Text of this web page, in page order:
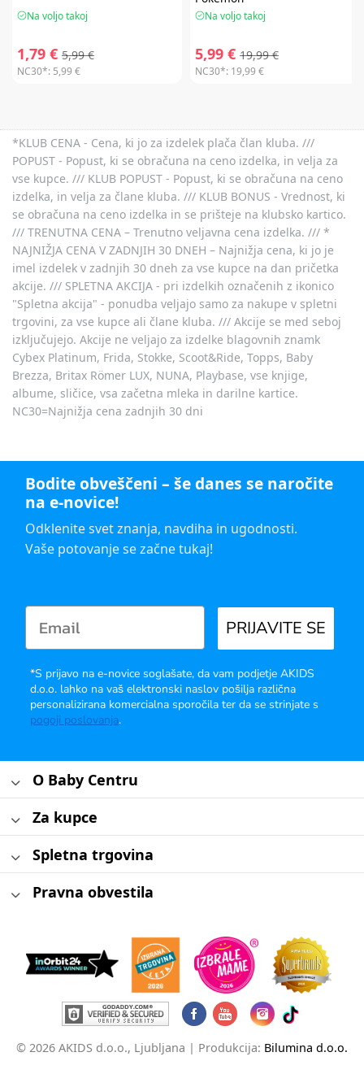
Na voljo takoj
1,79 € 5,99 €
NC30*: 5,99 €
Na voljo takoj
5,99 € 19,99 €
NC30*: 19,99 €
*KLUB CENA - Cena, ki jo za izdelek plača član kluba. ///
POPUST - Popust, ki se obračuna na ceno izdelka, in velja za
vse kupce. /// KLUB POPUST - Popust, ki se obračuna na ceno
izdelka, in velja za člane kluba. /// KLUB BONUS - Vrednost, ki
se obračuna na ceno izdelka in se prišteje na klubsko kartico.
/// TRENUTNA CENA – Trenutno veljavna cena izdelka. /// *
NAJNIŽJA CENA V ZADNJIH 30 DNEH – Najnižja cena, ki jo je
imel izdelek v zadnjih 30 dneh za vse kupce na dan pričetka
akcije. /// SPLETNA AKCIJA - pri izdelkih označenih z ikonico
"Spletna akcija" - ponudba veljajo samo za nakupe v spletni
trgovini, za vse kupce ali člane kluba. /// Akcije se med seboj
izključujejo. Akcije ne veljajo za izdelke blagovnih znamk
Cybex Platinum, Frida, Stokke, Scoot&Ride, Topps, Baby
Brezza, Britax Römer LUX, NUNA, Playbase, vse knjige,
albume, sličice, vsa začetna mleka in darilne kartice.
NC30=Najnižja cena zadnjih 30 dni
Bodite obveščeni – še danes se naročite
na e-novice!
Odklenite svet znanja, navdiha in ugodnosti.
Vaše potovanje se začne tukaj!
PRIJAVITE SE
*S prijavo na e-novice soglašate, da vam podjetje AKIDS
d.o.o. lahko na vaš elektronski naslov pošilja različna
personalizirana komercialna sporočila ter da se strinjate s
pogoji poslovanja.
O Baby Centru
Za kupce
Spletna trgovina
Pravna obvestila
© 2026 AKIDS d.o.o., Ljubljana | Produkcija: Bilumina d.o.o.